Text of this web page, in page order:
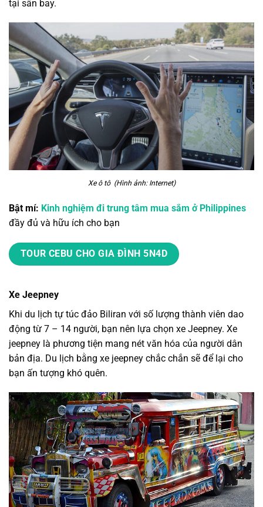
tại sân bay.
Xe ô tô (Hình ảnh: Internet)
Bật mí: Kinh nghiệm đi trung tâm mua sắm ở Philippines
đầy đủ và hữu ích cho bạn
TOUR CEBU CHO GIA ĐÌNH 5N4D
Xe Jeepney
Khi du lịch tự túc đảo Biliran với số lượng thành viên dao
động từ 7 – 14 người, bạn nên lựa chọn xe Jeepney. Xe
jeepney là phương tiện mang nét văn hóa của người dân
bản địa. Du lịch bằng xe jeepney chắc chắn sẽ để lại cho
bạn ấn tượng khó quên.